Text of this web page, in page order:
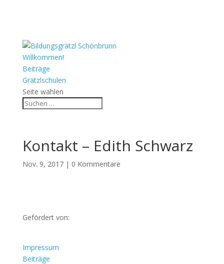
Willkommen!
Beiträge
Grätzlschulen
Seite wählen
Kontakt – Edith Schwarz
Nov. 9, 2017| 0 Kommentare
Gefördert von:
Impressum
Beiträge